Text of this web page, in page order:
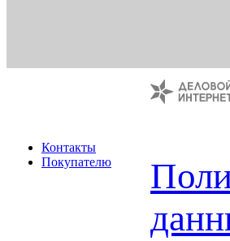
Контакты
Покупателю